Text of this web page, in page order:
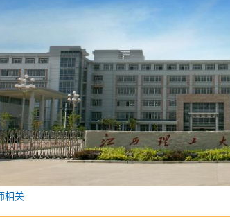
相关